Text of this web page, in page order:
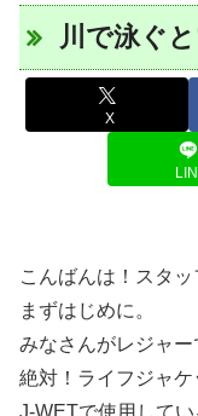
川で泳ぐ
X
こんばんは！スタッ
まずはじめに。
みなさんがレジャ
絶対！ライフジャケ